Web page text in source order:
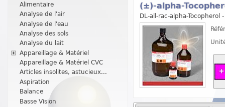
Alimentaire
Analyse de l'air
Analyse de l'eau
Analyse des sols
Analyse du lait
Appareillage & Matériel
Appareillage & Matériel CVC
Articles insolites, astucieux...
Aspiration
Balance
Basse Vision
(±)-alpha-
DL-all-rac-alpha-Tocopherol